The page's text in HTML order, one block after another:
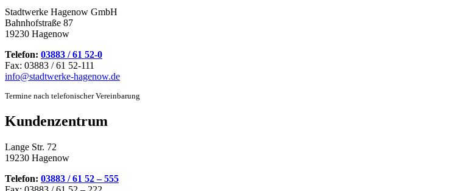
Stadtwerke Hagenow GmbH
Bahnhofstraße 87
19230 Hagenow
Telefon: 03883 / 61 52-0
Fax: 03883 / 61 52-111
info@stadtwerke-hagenow.de
Termine nach telefonischer Vereinbarung
Kundenzentrum
Lange Str. 72
19230 Hagenow
Telefon: 03883 / 61 52 – 555